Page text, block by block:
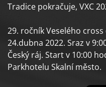
Tradice pokračuje, VXC
29. ročník Veselého
24.dubna 2022. Sraz v
Český ráj. Start v 10:00
Parkhotelu Skalní město.